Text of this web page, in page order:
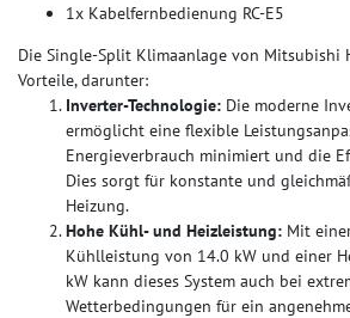
1x Kabelfernbedienung RC-E5
Die Single-Split Klimaanlage von Mitsubishi
Vorteile, darunter:
Inverter-Technologie: Die moderne
ermöglicht eine flexible
Energieverbrauch minimiert und die
Dies sorgt für konstante und
Heizung.
Hohe Kühl- und Heizleistung: Mit
Kühlleistung von 14.0 kW und einer
kW kann dieses System auch bei
Wetterbedingungen für ein